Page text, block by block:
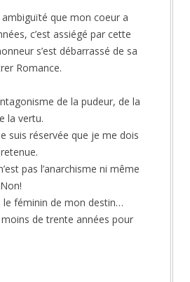
ambiguïté que mon coeur a
c’est assiégé par cette
s’est débarrassé de sa
Romance.
de la pudeur, de la
la vertu.
suis réservée que je me dois
pas l’anarchisme ni même
le féminin de mon destin…
de trente années pour